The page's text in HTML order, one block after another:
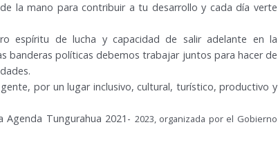
la mano para contribuir a tu desarrollo y cada día verte
espíritu de lucha y capacidad de salir adelante en la
banderas políticas debemos trabajar juntos para hacer de
por un lugar inclusivo, cultural, turístico, productivo y
Tungurahua 2021- 2023, organizada por el Gobierno